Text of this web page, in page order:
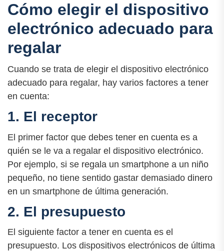
Cómo elegir el dispositivo
electrónico adecuado para
regalar
Cuando se trata de elegir el dispositivo electrónico
adecuado para regalar, hay varios factores a tener
en cuenta:
1. El receptor
El primer factor que debes tener en cuenta es a
quién se le va a regalar el dispositivo electrónico.
Por ejemplo, si se regala un smartphone a un niño
pequeño, no tiene sentido gastar demasiado dinero
en un smartphone de última generación.
2. El presupuesto
El siguiente factor a tener en cuenta es el
presupuesto. Los dispositivos electrónicos de última